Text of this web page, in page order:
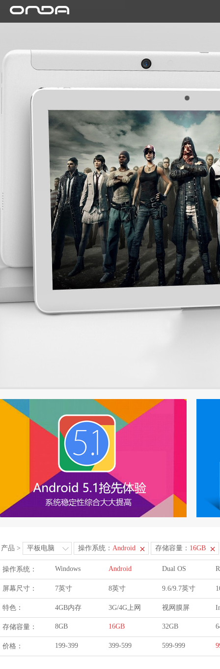
产品 > 平板电脑 操作系统： Android 存储容量： 16GB
操作系统： Windows Android Dual OS
屏幕尺寸： 7英寸 8英寸 9.6/9.7英寸
特色： 4GB内存 3G/4G上网 视网膜屏
存储容量： 8GB 16GB 32GB
价格： 199-399 399-599 599-999